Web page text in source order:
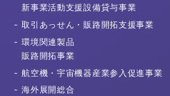
新事業活動支援設備貸与事業
取引あっせん・販路開拓支援事業
環境関連製品
販路開拓事業
航空機・宇宙機器産業参入促進事業
海外展開総合